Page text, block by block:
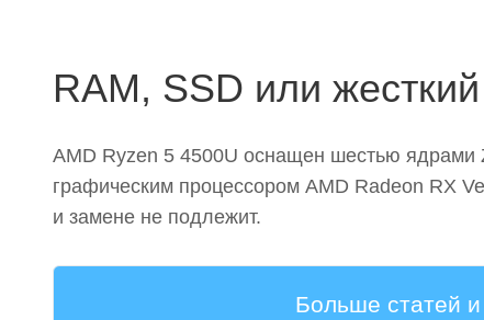
RAM, SSD или
AMD Ryzen 5 4500U оснащен шестью ядрами
графическим процессором AMD Radeon RX
и замене не подлежит.
Больше статей